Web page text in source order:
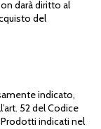
darà diritto al
del
indicato,
52 del Codice
indicati nel